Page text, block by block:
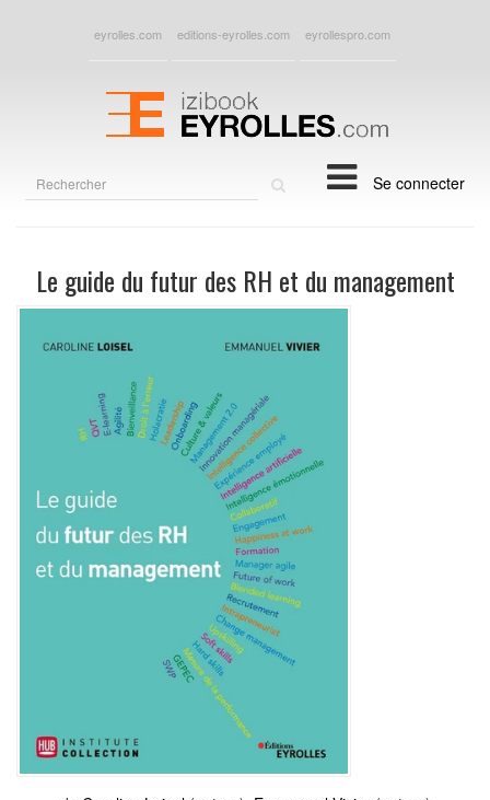
eyrolles.com editions-eyrolles.com eyrollespro.com
Se connecter
Le guide du futur des RH et du management